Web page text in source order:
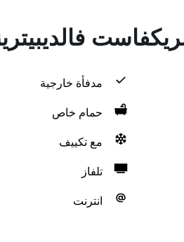
مدفأة خارجية
حمام خاص
مع تكييف
تلفاز
انترنت